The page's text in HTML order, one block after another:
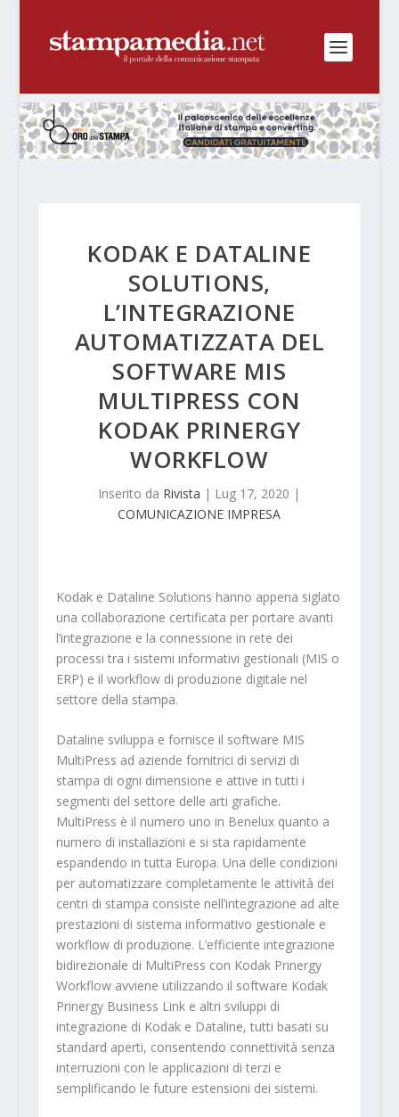
KODAK E DATALINE
SOLUTIONS,
L’INTEGRAZIONE
AUTOMATIZZATA DEL
SOFTWARE MIS
MULTIPRESS CON
KODAK PRINERGY
WORKFLOW
Inserito da Rivista | Lug 17, 2020 |
COMUNICAZIONE IMPRESA
Kodak e Dataline Solutions hanno appena siglato
una collaborazione certificata per portare avanti
l’integrazione e la connessione in rete dei
processi tra i sistemi informativi gestionali (MIS o
ERP) e il workflow di produzione digitale nel
settore della stampa.
Dataline sviluppa e fornisce il software MIS
MultiPress ad aziende fornitrici di servizi di
stampa di ogni dimensione e attive in tutti i
segmenti del settore delle arti grafiche.
MultiPress è il numero uno in Benelux quanto a
numero di installazioni e si sta rapidamente
espandendo in tutta Europa. Una delle condizioni
per automatizzare completamente le attività dei
centri di stampa consiste nell’integrazione ad alte
prestazioni di sistema informativo gestionale e
workflow di produzione. L’efficiente integrazione
bidirezionale di MultiPress con Kodak Prinergy
Workflow avviene utilizzando il software Kodak
Prinergy Business Link e altri sviluppi di
integrazione di Kodak e Dataline, tutti basati su
standard aperti, consentendo connettività senza
interruzioni con le applicazioni di terzi e
semplificando le future estensioni dei sistemi.